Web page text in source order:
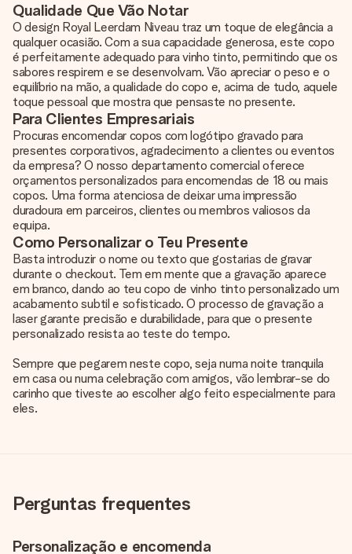
Qualidade Que Vão Notar
O design Royal Leerdam Niveau traz um toque de elegância a
qualquer ocasião. Com a sua capacidade generosa, este copo
é perfeitamente adequado para vinho tinto, permitindo que os
sabores respirem e se desenvolvam. Vão apreciar o peso e o
equilíbrio na mão, a qualidade do copo e, acima de tudo, aquele
toque pessoal que mostra que pensaste no presente.
Para Clientes Empresariais
Procuras encomendar copos com logótipo gravado para
presentes corporativos, agradecimento a clientes ou eventos
da empresa? O nosso departamento comercial oferece
orçamentos personalizados para encomendas de 18 ou mais
copos. Uma forma atenciosa de deixar uma impressão
duradoura em parceiros, clientes ou membros valiosos da
equipa.
Como Personalizar o Teu Presente
Basta introduzir o nome ou texto que gostarias de gravar
durante o checkout. Tem em mente que a gravação aparece
em branco, dando ao teu copo de vinho tinto personalizado um
acabamento subtil e sofisticado. O processo de gravação a
laser garante precisão e durabilidade, para que o presente
personalizado resista ao teste do tempo.
Sempre que pegarem neste copo, seja numa noite tranquila
em casa ou numa celebração com amigos, vão lembrar-se do
carinho que tiveste ao escolher algo feito especialmente para
eles.
Perguntas frequentes
Personalização e encomenda